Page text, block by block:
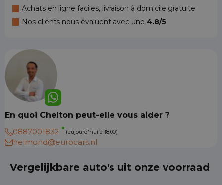
Achats en ligne faciles, livraison à domicile gratuite
Nos clients nous évaluent avec une 4.8/5
En quoi Chelton peut-elle vous aider ?
0887001832
(aujourd'hui à 18:00)
helmond@eurocars.nl
Vergelijkbare auto's uit onze voorraad